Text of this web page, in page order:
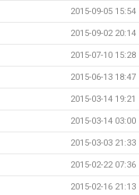
2015-09-05 15:54
2015-09-02 20:14
2015-07-10 15:28
2015-06-13 18:47
2015-03-14 19:21
2015-03-14 03:00
2015-03-03 21:33
2015-02-22 07:36
2015-02-16 21:13